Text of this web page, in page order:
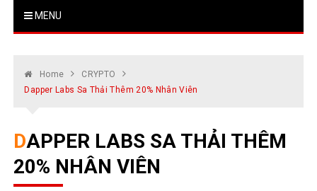
MENU
Home
CRYPTO
Dapper Labs Sa Thải Thêm 20% Nhân Viên
DAPPER LABS SA THẢI THÊM
20% NHÂN VIÊN